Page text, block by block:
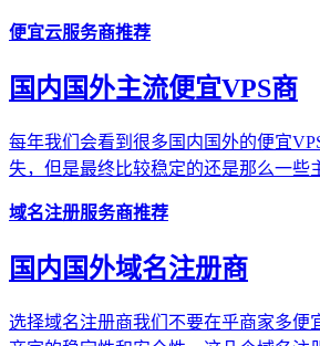
便宜云服务商推荐
国内国外主流便宜VPS商
每年我们会看到很多国内国外的便宜
失，但是最终比较稳定的还是那么一些
域名注册服务商推荐
国内国外域名注册商
选择域名注册商我们不要在乎商家多便